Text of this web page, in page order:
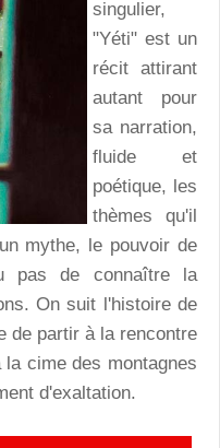
singulier,
"Yéti" est un
récit attirant
autant pour
sa narration,
fluide et
poétique, les
thèmes qu'il
mythe, le pouvoir de
pas de connaître la
On suit l'histoire de
de partir à la rencontre
cime des montagnes
d'exaltation.